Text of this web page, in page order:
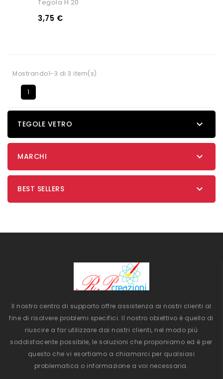
Tegola H 20
3,75 €
Mostrando1-3 di 3 item(s)
1
TEGOLE VETRO 
MARCHI 
BEST SELLERS 
Il nostro centro di supporto offre assistenza ai nostri clienti al
fine di risolvere problemi specifici. Il nostro obiettivo è quello di
riuscire a far utilizzare dai nostri clienti, nel modo più
soddisfacente possibile, le soluzioni che proponiamo ed è per
questo che vi esortiamo a chiamarci per qualsiasi
problematica o informazione a voi necessaria.